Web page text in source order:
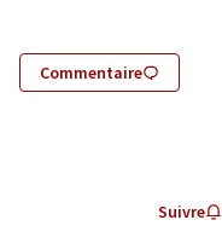
Commentaire
Suivre